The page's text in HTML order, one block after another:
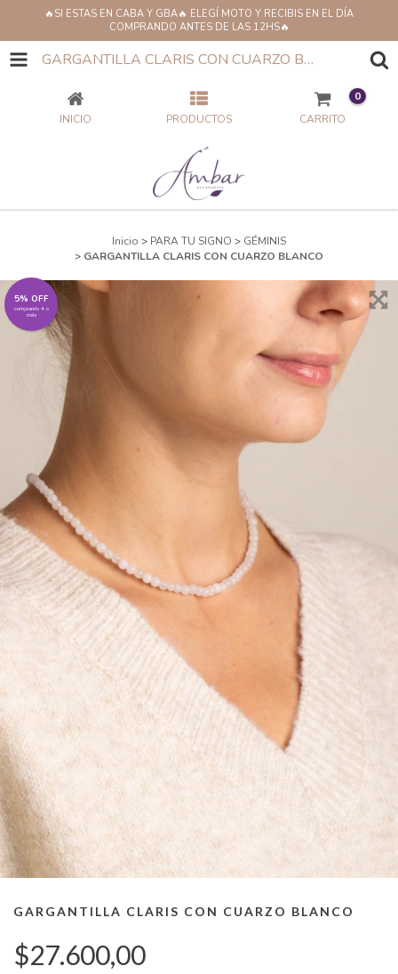
🔥SI ESTAS EN CABA Y GBA🔥 ELEGÍ MOTO Y RECIBIS EN EL DÍA
COMPRANDO ANTES DE LAS 12HS🔥
GARGANTILLA CLARIS CON CUARZO BLANCO
INICIO PRODUCTOS CARRITO
0
Inicio > PARA TU SIGNO > GÉMINIS
> GARGANTILLA CLARIS CON CUARZO BLANCO
5% OFF
comprando 4 o
más
GARGANTILLA CLARIS CON CUARZO BLANCO
$27.600,00